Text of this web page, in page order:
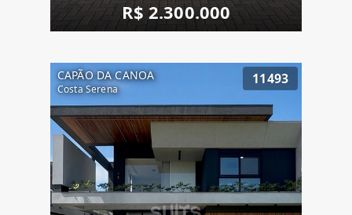
R$ 2.300.000
CAPÃO DA CANOA
Costa Serena
11493